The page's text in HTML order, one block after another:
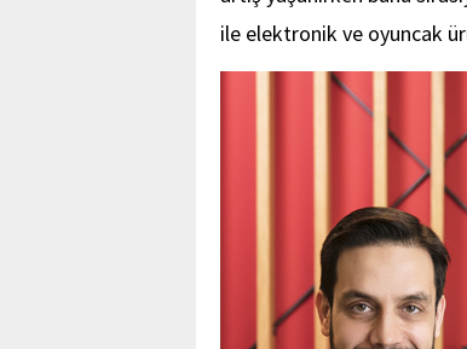
ile elektronik ve oyuncak